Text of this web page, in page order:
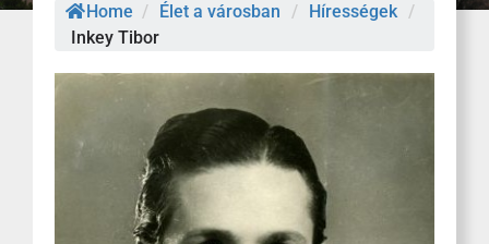
Home / Élet a városban / Hírességek /
Inkey Tibor